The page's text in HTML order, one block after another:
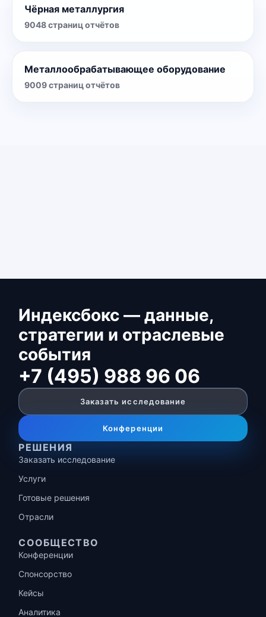
Чёрная металлургия
9048страниц отчётов
Металлообрабатывающее оборудование
9009страниц отчётов
Индексбокс — данные,
стратегии и отраслевые
события
+7 (495) 988 96 06
Заказать исследование
Конференции
РЕШЕНИЯ
Заказать исследование
Услуги
Готовые решения
Отрасли
СООБЩЕСТВО
Конференции
Спонсорство
Кейсы
Аналитика